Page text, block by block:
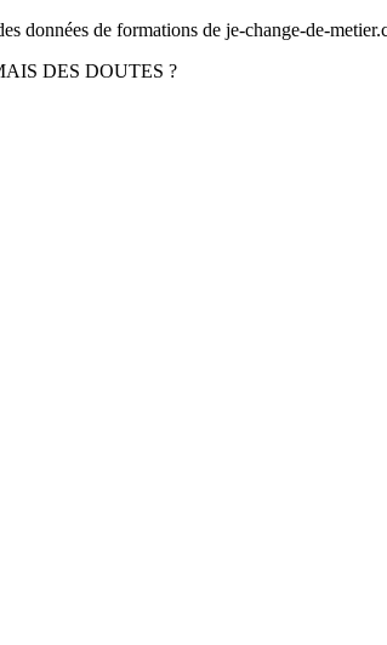
données de formations de je-change-de-
DES DOUTES ?